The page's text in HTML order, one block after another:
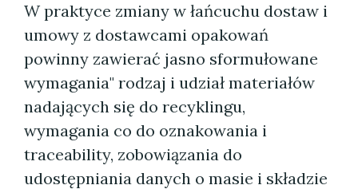
W praktyce zmiany w łańcuchu dostaw i
umowy z dostawcami opakowań
powinny zawierać jasno sformułowane
wymagania" rodzaj i udział materiałów
nadających się do recyklingu,
wymagania co do oznakowania i
traceability, zobowiązania do
udostępniania danych o masie i składzie